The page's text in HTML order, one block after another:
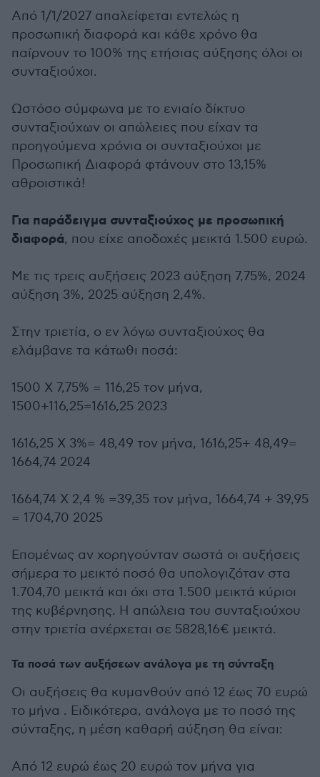
Από 1/1/2027 απαλείφεται εντελώς η
προσωπική διαφορά και κάθε χρόνο θα
παίρνουν το 100% της ετήσιας αύξησης όλοι οι
συνταξιούχοι.
Ωστόσο σύμφωνα με το ενιαίο δίκτυο
συνταξιούχων οι απώλειες που είχαν τα
προηγούμενα χρόνια οι συνταξιούχοι με
Προσωπική Διαφορά φτάνουν στο 13,15%
αθροιστικά!
Για παράδειγμα συνταξιούχος με προσωπική
διαφορά, που είχε αποδοχές μεικτά 1.500 ευρώ.
Με τις τρεις αυξήσεις 2023 αύξηση 7,75%, 2024
αύξηση 3%, 2025 αύξηση 2,4%.
Στην τριετία, ο εν λόγω συνταξιούχος θα
ελάμβανε τα κάτωθι ποσά:
1500 Χ 7,75% = 116,25 τον μήνα,
1500+116,25=1616,25 2023
1616,25 Χ 3%= 48,49 τον μήνα, 1616,25+ 48,49=
1664,74 2024
1664,74 Χ 2,4 % =39,35 τον μήνα, 1664,74 + 39,95
= 1704,70 2025
Επομένως αν χορηγούνταν σωστά οι αυξήσεις
σήμερα το μεικτό ποσό θα υπολογιζόταν στα
1.704,70 μεικτά και όχι στα 1.500 μεικτά κύριοι
της κυβέρνησης. Η απώλεια του συνταξιούχου
στην τριετία ανέρχεται σε 5828,16€ μεικτά.
Τα ποσά των αυξήσεων ανάλογα με τη σύνταξη
Οι αυξήσεις θα κυμανθούν από 12 έως 70 ευρώ
το μήνα . Ειδικότερα, ανάλογα με το ποσό της
σύνταξης, η μέση καθαρή αύξηση θα είναι:
Από 12 ευρώ έως 20 ευρώ τον μήνα για